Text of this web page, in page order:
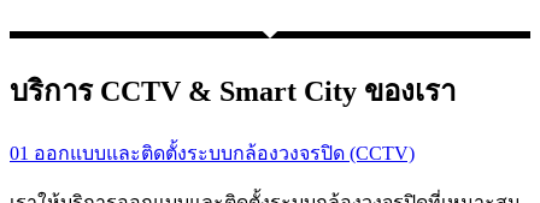
บริการ CCTV & Smart City ของเรา
01 ออกแบบและติดตั้งระบบกล้องวงจรปิด (CCTV)